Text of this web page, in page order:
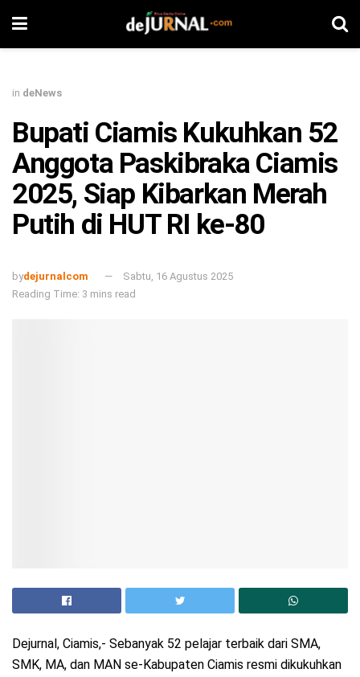
in deNews
Bupati Ciamis Kukuhkan 52
Anggota Paskibraka Ciamis
2025, Siap Kibarkan Merah
Putih di HUT RI ke-80
bydejurnalcom
Sabtu, 16 Agustus 2025
Reading Time: 3 mins read
Dejurnal, Ciamis,- Sebanyak 52 pelajar terbaik dari SMA,
SMK, MA, dan MAN se-Kabupaten Ciamis resmi dikukuhkan